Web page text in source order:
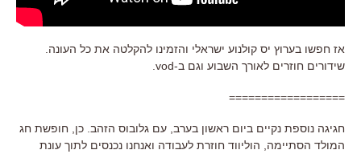
אז חפשו בערוץ יס קולנוע ישראלי והזמינו להקלטה את כל העונה.
שידורים חוזרים לאורך השבוע וגם ב-vod.
==================
חגיגה נוספת נקיים ביום ראשון בערב, עם גלובוס הזהב. כן, חופשת חג
המולד הסתיימה, הוליווד חוזרת לעבודה ואנחנו נכנסים לתוך עונת